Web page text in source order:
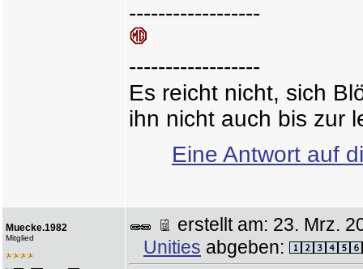
------------------
------------------
Es reicht nicht, sich
ihn nicht auch bis zur
Eine Antwort auf
Muecke.1982
Mitglied
erstellt am: 23. Mrz.
Unities abgeben: